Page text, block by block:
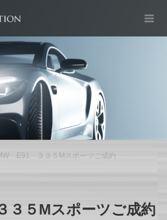
E91 ３３５Mスポーツご成約
５Mスポーツご成約